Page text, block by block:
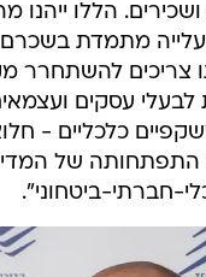
הללו ייהנו
מתמדת
צריכים להשתחרר
לבעלי עסקים
כלכליים -
של
חברתי-ביטחוני".